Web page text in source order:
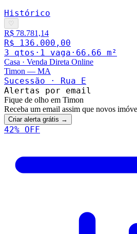
Histórico
♡
R$ 78.781,14
R$ 136.000,00
3 qtos · 1 vaga · 66.66 m²
Casa · Venda Direta Online
Timon — MA
Sucessão · Rua E
Alertas por email
Fique de olho em Timon
Receba um email assim que novos
Criar alerta grátis →
42% OFF